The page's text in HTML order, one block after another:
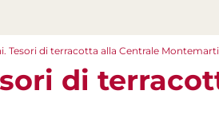
Tesori di terracotta alla Centrale
di